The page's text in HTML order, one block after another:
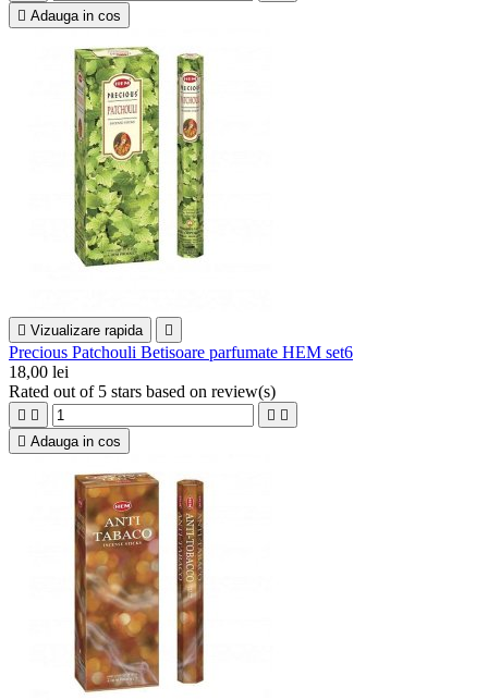
 Adauga in cos
 Vizualizare rapida 
Precious Patchouli Betisoare parfumate HEM set6
18,00 lei
Rated out of 5 stars based on review(s)
   
 Adauga in cos